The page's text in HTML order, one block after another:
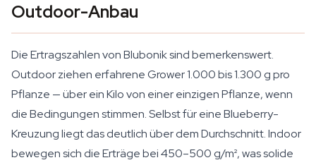
Outdoor-Anbau
Die Ertragszahlen von Blubonik sind bemerkenswert.
Outdoor ziehen erfahrene Grower 1.000 bis 1.300 g pro
Pflanze — über ein Kilo von einer einzigen Pflanze, wenn
die Bedingungen stimmen. Selbst für eine Blueberry-
Kreuzung liegt das deutlich über dem Durchschnitt. Indoor
bewegen sich die Erträge bei 450–500 g/m², was solide